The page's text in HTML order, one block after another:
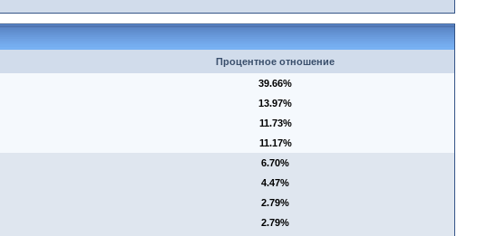
Процентное отношение
39.66%
13.97%
11.73%
11.17%
6.70%
4.47%
2.79%
2.79%